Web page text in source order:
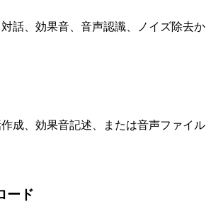
話、効果音、音声認識、ノイズ除去か
成、効果音記述、または音声ファイル
ード